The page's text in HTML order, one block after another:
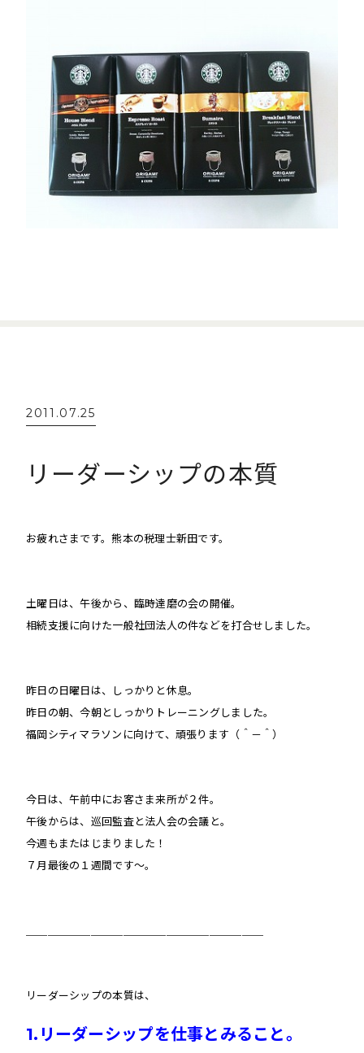
2011.07.25
リーダーシップの本質
お疲れさまです。熊本の税理士新田です。
土曜日は、午後から、臨時達磨の会の開催。
相続支援に向けた一般社団法人の件などを打合せしました。
昨日の日曜日は、しっかりと休息。
昨日の朝、今朝としっかりトレーニングしました。
福岡シティマラソンに向けて、頑張ります（＾－＾）
今日は、午前中にお客さま来所が２件。
午後からは、巡回監査と法人会の会議と。
今週もまたはじまりました！
７月最後の１週間です〜。
リーダーシップの本質は、
1.リーダーシップを仕事とみること。